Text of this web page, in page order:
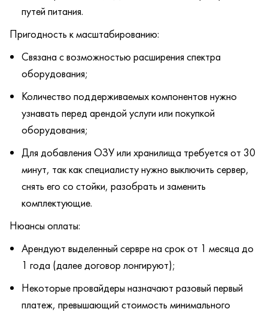
путей питания.
Пригодность к масштабированию:
Связана с возможностью расширения спектра
оборудования;
Количество поддерживаемых компонентов нужно
узнавать перед арендой услуги или покупкой
оборудования;
Для добавления ОЗУ или хранилища требуется от 30
минут, так как специалисту нужно выключить сервер,
снять его со стойки, разобрать и заменить
комплектующие.
Нюансы оплаты:
Арендуют выделенный сервре на срок от 1 месяца до
1 года (далее договор лонгируют);
Некоторые провайдеры назначают разовый первый
платеж, превышающий стоимость минимального